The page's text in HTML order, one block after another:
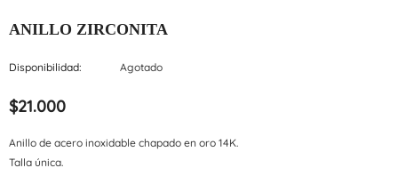
ANILLO ZIRCONITA
Disponibilidad: Agotado
$21.000
Anillo de acero inoxidable chapado en oro 14K.
Talla única.